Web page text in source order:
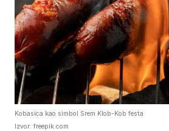
Kobasica kao simbol Srem Klob-Kob festa
Izvor: freepik.com